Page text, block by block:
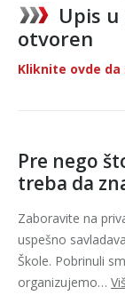
Upis
otvoren
Kliknite ovde da
Pre nego
treba da
Zaboravite na
uspešno
Škole. Pobrinuli
organizujemo…